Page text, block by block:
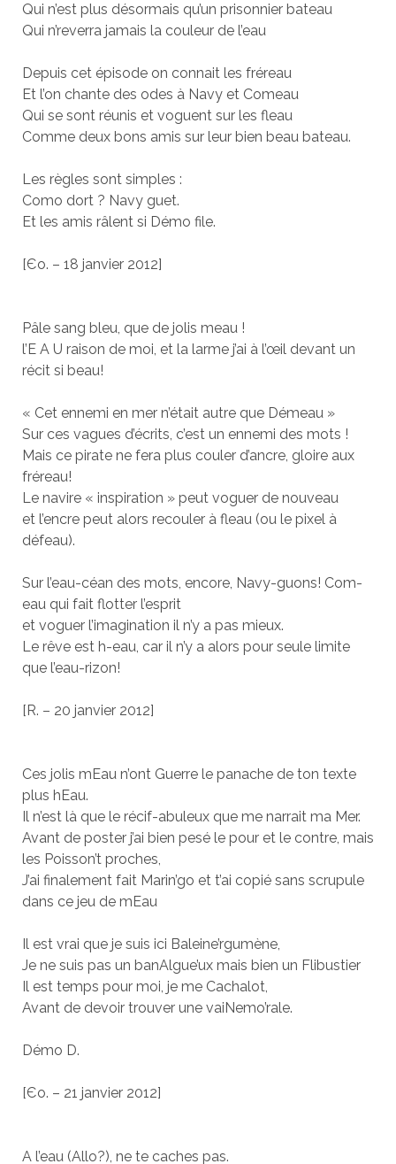
Qui n’est plus désormais qu’un prisonnier bateau
Qui n’reverra jamais la couleur de l’eau
Depuis cet épisode on connait les fréreau
Et l’on chante des odes à Navy et Comeau
Qui se sont réunis et voguent sur les fleau
Comme deux bons amis sur leur bien beau bateau.
Les règles sont simples :
Como dort ? Navy guet.
Et les amis râlent si Démo file.
[Єo. – 18 janvier 2012]
Pâle sang bleu, que de jolis meau !
l’E A U raison de moi, et la larme j’ai à l’œil devant un
récit si beau!
« Cet ennemi en mer n’était autre que Démeau »
Sur ces vagues d’écrits, c’est un ennemi des mots !
Mais ce pirate ne fera plus couler d’ancre, gloire aux
fréreau!
Le navire « inspiration » peut voguer de nouveau
et l’encre peut alors recouler à fleau (ou le pixel à
défeau).
Sur l’eau-céan des mots, encore, Navy-guons! Com-
eau qui fait flotter l’esprit
et voguer l’imagination il n’y a pas mieux.
Le rêve est h-eau, car il n’y a alors pour seule limite
que l’eau-rizon!
[R. – 20 janvier 2012]
Ces jolis mEau n’ont Guerre le panache de ton texte
plus hEau.
Il n’est là que le récif-abuleux que me narrait ma Mer.
Avant de poster j’ai bien pesé le pour et le contre, mais
les Poisson’t proches,
J’ai finalement fait Marin’go et t’ai copié sans scrupule
dans ce jeu de mEau
Il est vrai que je suis ici Baleine’rgumène,
Je ne suis pas un banAlgue’ux mais bien un Flibustier
Il est temps pour moi, je me Cachalot,
Avant de devoir trouver une vaiNemo’rale.
Démo D.
[Єo. – 21 janvier 2012]
A l’eau (Allo?), ne te caches pas.